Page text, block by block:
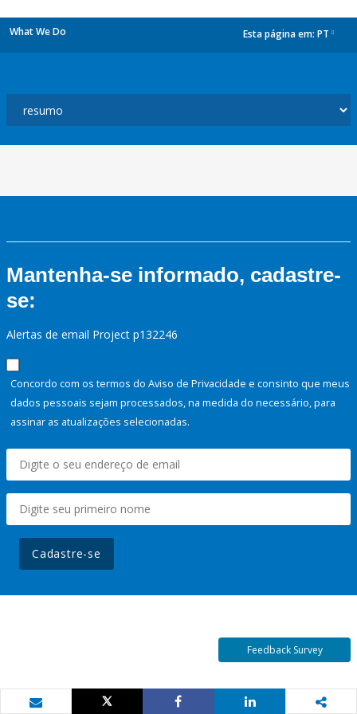
What We Do Esta página em: PT
Mantenha-se informado, cadastre-
se:
Alertas de email Project p132246
Concordo com os termos do Aviso de Privacidade e consinto que meus
dados pessoais sejam processados, na medida do necessário, para
assinar as atualizações selecionadas.
Cadastre-se
Feedback Survey